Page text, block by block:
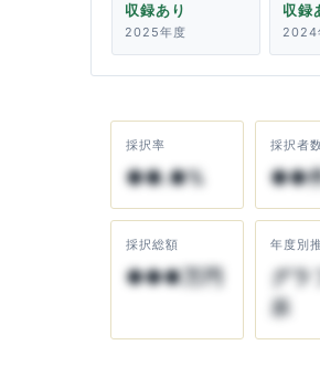
収録あり
2025年度
収録
2024
採択率
●●.●%
採択者
●●
採択総額
●●●万円
年度別
グラ
示